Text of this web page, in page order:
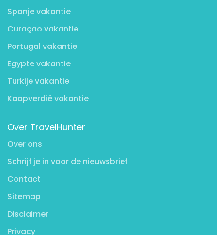
Spanje vakantie
Curaçao vakantie
Portugal vakantie
Egypte vakantie
Turkije vakantie
Kaapverdië vakantie
Over TravelHunter
Over ons
Schrijf je in voor de nieuwsbrief
Contact
Sitemap
Disclaimer
Privacy